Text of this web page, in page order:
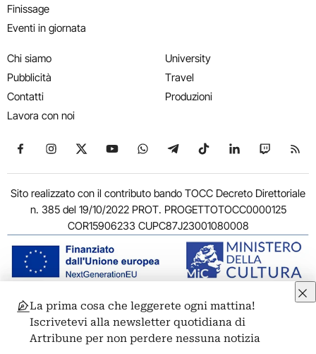
Finissage
Eventi in giornata
Chi siamo
Pubblicità
Contatti
Lavora con noi
University
Travel
Produzioni
Seguici su Facebook
Seguici su Instagram
Seguici su X
Seguici su YouTube
Seguici su WhatsApp
Seguici su Telegram
Seguici su TikTok
Seguici su
Seguici
Sito realizzato con il contributo bando TOCC Decreto Direttoriale
n. 385 del 19/10/2022 PROT. PROGETTOTOCC0000125
COR15906233 CUPC87J23001080008
© 2011-2026 ARTRIBUNE srl – Corso Vittorio Emanuele II, 287 –
00186 Roma - P.I. 11381581005
Privacy: Responsabile della protezione dei dati personali
La prima cosa che leggerete ogni mattina!
Iscrivetevi alla newsletter quotidiana di
Artribune per non perdere nessuna notizia